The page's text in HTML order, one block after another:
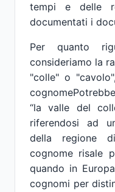
tempi e delle
documentati i
Per quanto
consideriamo la
"colle" o
“la valle del
riferendosi ad
della regione
cognome risale
quando in
cognomi per